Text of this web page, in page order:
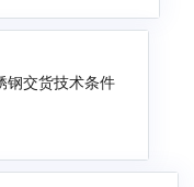
钢交货技术条件